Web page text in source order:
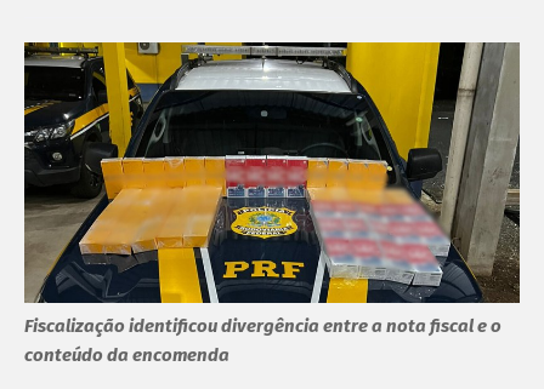
Fiscalização identificou divergência entre a nota fiscal e o
conteúdo da encomenda